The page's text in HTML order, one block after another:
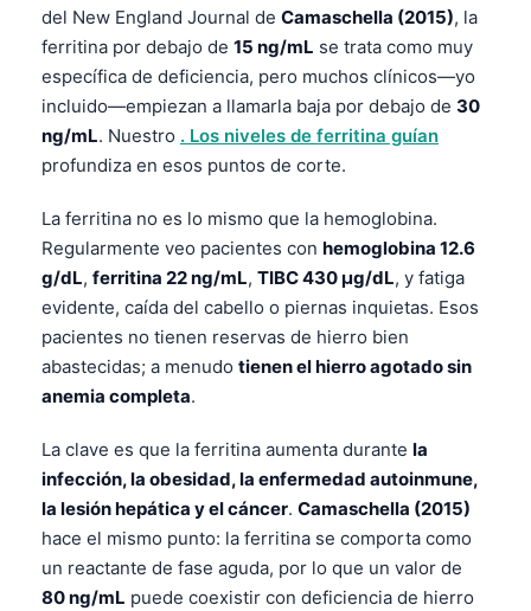
del New England Journal de Camaschella (2015), la
ferritina por debajo de 15 ng/mL se trata como muy
específica de deficiencia, pero muchos clínicos—yo
incluido—empiezan a llamarla baja por debajo de 30
ng/mL. Nuestro . Los niveles de ferritina guían
profundiza en esos puntos de corte.
La ferritina no es lo mismo que la hemoglobina.
Regularmente veo pacientes con hemoglobina 12.6
g/dL, ferritina 22 ng/mL, TIBC 430 µg/dL, y fatiga
evidente, caída del cabello o piernas inquietas. Esos
pacientes no tienen reservas de hierro bien
abastecidas; a menudo tienen el hierro agotado sin
anemia completa.
La clave es que la ferritina aumenta durante la
infección, la obesidad, la enfermedad autoinmune,
la lesión hepática y el cáncer. Camaschella (2015)
hace el mismo punto: la ferritina se comporta como
un reactante de fase aguda, por lo que un valor de
80 ng/mL puede coexistir con deficiencia de hierro